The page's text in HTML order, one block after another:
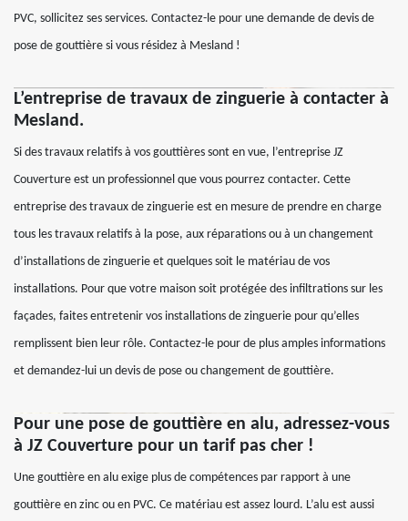
PVC, sollicitez ses services. Contactez-le pour une demande de devis de
pose de gouttière si vous résidez à Mesland !
L’entreprise de travaux de zinguerie à contacter à
Mesland.
Si des travaux relatifs à vos gouttières sont en vue, l’entreprise JZ
Couverture est un professionnel que vous pourrez contacter. Cette
entreprise des travaux de zinguerie est en mesure de prendre en charge
tous les travaux relatifs à la pose, aux réparations ou à un changement
d’installations de zinguerie et quelques soit le matériau de vos
installations. Pour que votre maison soit protégée des infiltrations sur les
façades, faites entretenir vos installations de zinguerie pour qu’elles
remplissent bien leur rôle. Contactez-le pour de plus amples informations
et demandez-lui un devis de pose ou changement de gouttière.
Pour une pose de gouttière en alu, adressez-vous
à JZ Couverture pour un tarif pas cher !
Une gouttière en alu exige plus de compétences par rapport à une
gouttière en zinc ou en PVC. Ce matériau est assez lourd. L’alu est aussi